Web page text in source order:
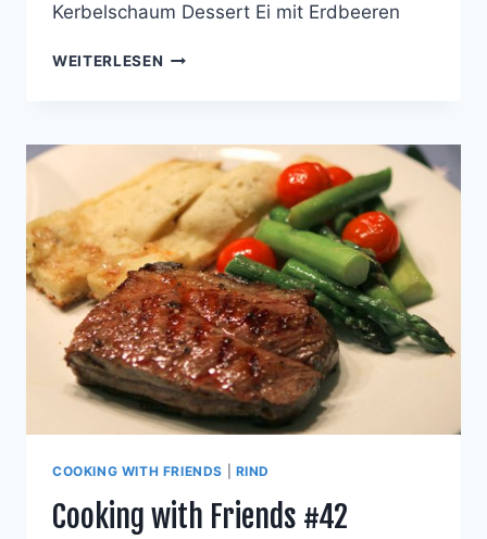
Kerbelschaum Dessert Ei mit Erdbeeren
WEITERLESEN COOKING
COOKING WITH FRIENDS RIND
Cooking with Friends #42